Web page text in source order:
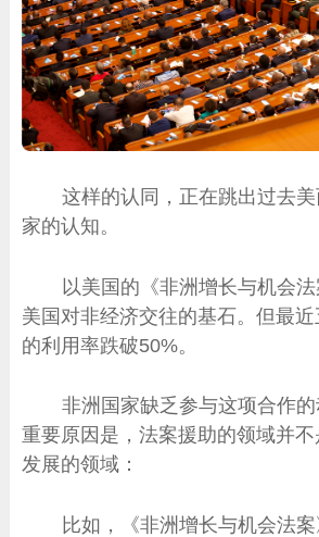
这样的认同，正在跳出过去
家的认知。
以美国的《非洲增长与机会
美国对非经济交往的基石。但最
的利用率跌破50%。
非洲国家缺乏参与这项合作
重要原因是，法案援助的领域并
发展的领域：
比如，《非洲增长与机会法